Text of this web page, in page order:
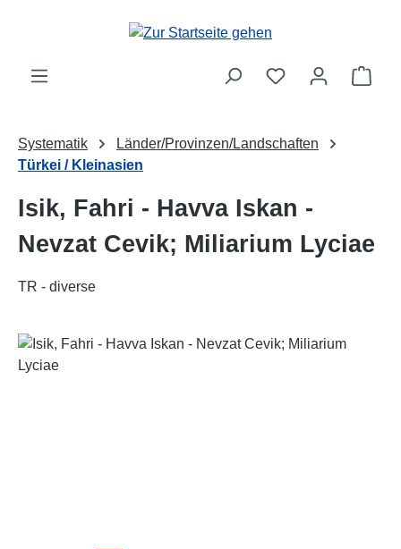
Zum Hauptinhalt springen
Systematik
Länder/Provinzen/Landschaften
Türkei / Kleinasien
Isik, Fahri - Havva Iskan -
Nevzat Cevik; Miliarium Lyciae
TR - diverse
Bildergalerie überspringen